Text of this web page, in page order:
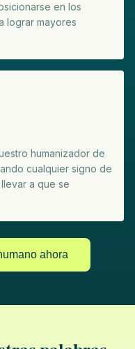
en los
lograr mayores
humanizador de
cualquier signo de
a que se
ahora